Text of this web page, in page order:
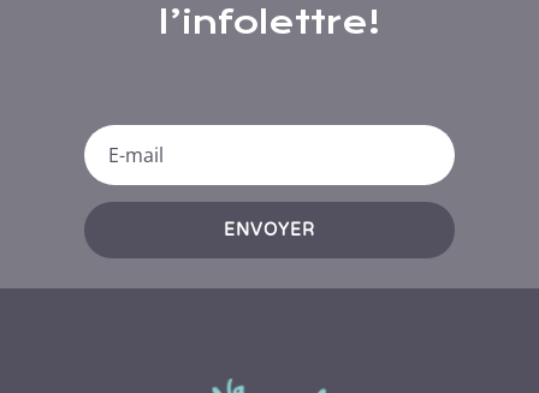
l’infolettre!
ENVOYER